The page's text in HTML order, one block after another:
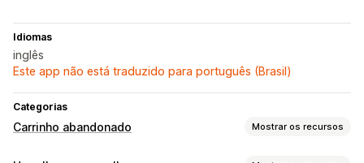
Idiomas
inglês
Este app não está traduzido para português (Brasil)
Categorias
Carrinho abandonado Mostrar os recursos